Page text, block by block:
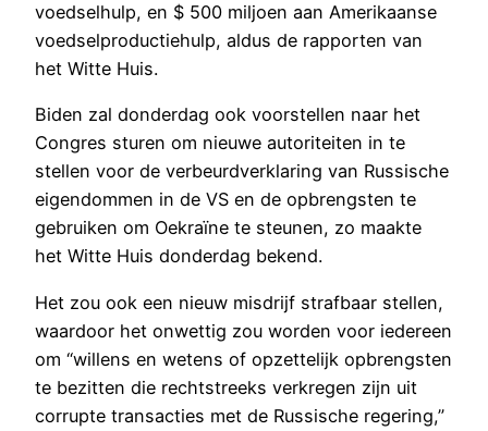
voedselhulp, en $ 500 miljoen aan Amerikaanse
voedselproductiehulp, aldus de rapporten van
het Witte Huis.
Biden zal donderdag ook voorstellen naar het
Congres sturen om nieuwe autoriteiten in te
stellen voor de verbeurdverklaring van Russische
eigendommen in de VS en de opbrengsten te
gebruiken om Oekraïne te steunen, zo maakte
het Witte Huis donderdag bekend.
Het zou ook een nieuw misdrijf strafbaar stellen,
waardoor het onwettig zou worden voor iedereen
om “willens en wetens of opzettelijk opbrengsten
te bezitten die rechtstreeks verkregen zijn uit
corrupte transacties met de Russische regering,”